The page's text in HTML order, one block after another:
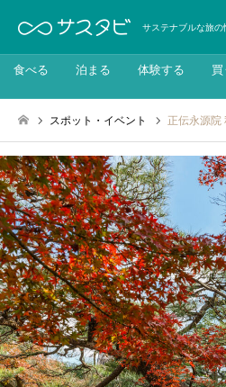
サステナブルな旅の
食べる 泊まる 体験する 買
スポット・イベント 正伝永源院 秋の